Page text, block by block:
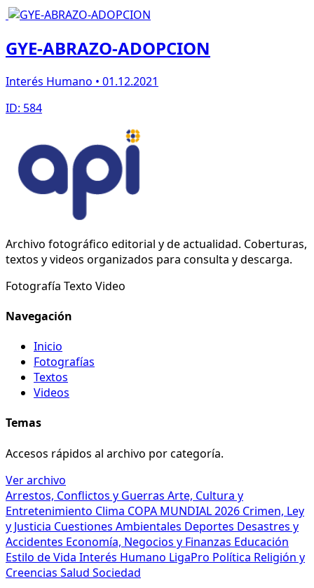
GYE-ABRAZO-ADOPCION
Interés Humano • 01.12.2021
ID: 584
Archivo fotográfico editorial y de actualidad. Coberturas,
textos y videos organizados para consulta y descarga.
Fotografía Texto Video
Navegación
Inicio
Fotografías
Textos
Videos
Temas
Accesos rápidos al archivo por categoría.
Ver archivo
Arrestos, Conflictos y Guerras Arte, Cultura y
Entretenimiento Clima COPA MUNDIAL 2026 Crimen, Ley
y Justicia Cuestiones Ambientales Deportes Desastres y
Accidentes Economía, Negocios y Finanzas Educación
Estilo de Vida Interés Humano LigaPro Política Religión y
Creencias Salud Sociedad